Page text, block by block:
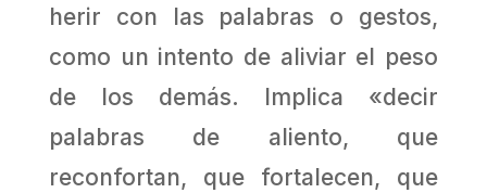
herir con las palabras o gestos,
como un intento de aliviar el peso
de los demás. Implica «decir
palabras de aliento, que
reconfortan, que fortalecen, que